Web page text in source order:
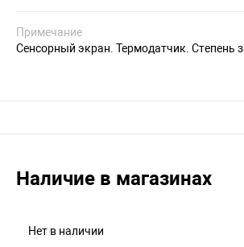
Примечание
Сенсорный экран. Термодатчик. Степень
Наличие в магазинах
Нет в наличии